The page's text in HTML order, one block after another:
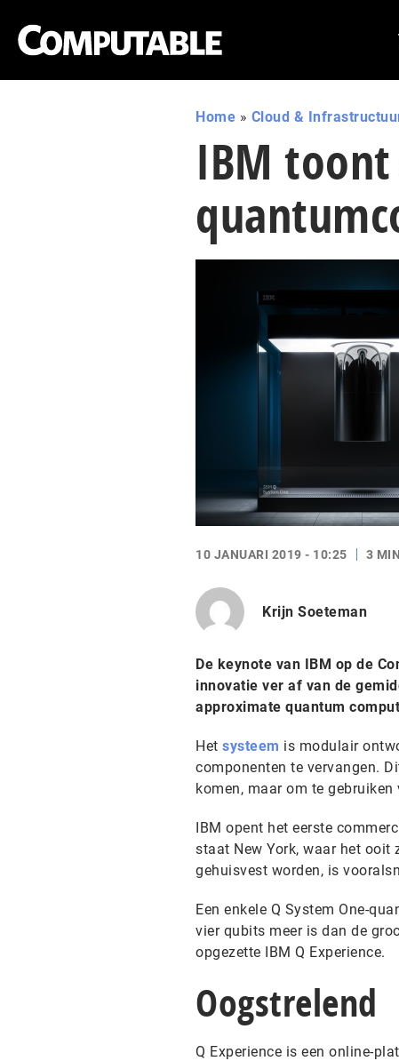
Home » Cloud &
IBM toont
10 JANUARI 2019 - 10:25 3
Krijn Soeteman
De keynote van IBM op de
innovatie ver af van de
approximate quantum
Het systeem is modulair
componenten te vervangen.
komen, maar om te
IBM opent het eerste
staat New York, waar het ooit
gehuisvest worden, is
Een enkele Q System One-
vier qubits meer is dan de
opgezette IBM Q Experience.
Oogstrelend
Q Experience is een online-